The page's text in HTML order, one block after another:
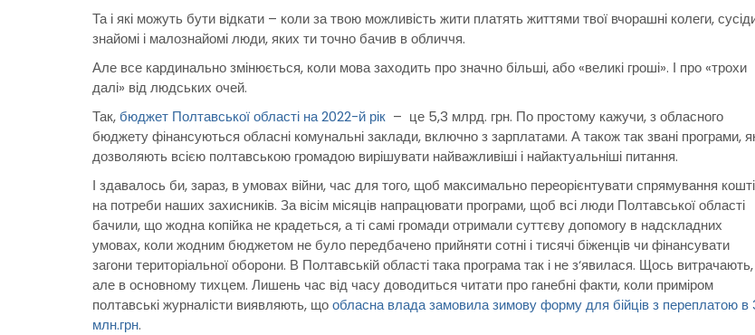
Та і які можуть бути відкати – коли за твою можливість жити платять життями твої вчорашні колеги,
знайомі і малознайомі люди, яких ти точно бачив в обличчя.
Але все кардинально змінюється, коли мова заходить про значно більші, або «великі гроші». І про «трохи
далі» від людських очей.
Так, бюджет Полтавської області на 2022-й рік – це 5,3 млрд. грн. По простому кажучи, з обласного
бюджету фінансуються обласні комунальні заклади, включно з зарплатами. А також так звані програми,
дозволяють всією полтавською громадою вирішувати найважливіші і найактуальніші питання.
І здавалось би, зараз, в умовах війни, час для того, щоб максимально переорієнтувати спрямування
на потреби наших захисників. За вісім місяців напрацювати програми, щоб всі люди Полтавської області
бачили, що жодна копійка не крадеться, а ті самі громади отримали суттєву допомогу в надскладних
умовах, коли жодним бюджетом не було передбачено прийняти сотні і тисячі біженців чи фінансувати
загони територіальної оборони. В Полтавській області така програма так і не з‘явилася. Щось витрачають,
але в основному тихцем. Лишень час від часу доводиться читати про ганебні факти, коли приміром
полтавські журналісти виявляють, щообласна влада замовила зимову форму для бійців з переплатою в
млн.грн.